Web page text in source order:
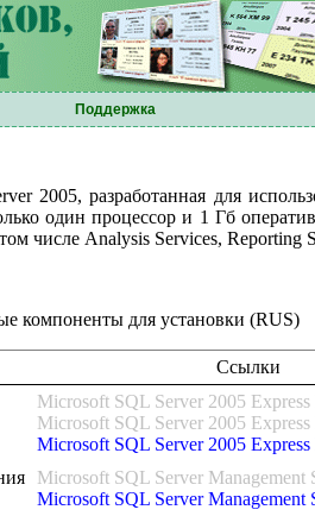
Поддержка
2005, разработанная для
один процессор и 1 Гб
числе Analysis Services, Reporting
компоненты для установки (RUS)
Ссылки
Microsoft SQL Server 2005
Microsoft SQL Server 2005 Express
Microsoft SQL Server 2005
Microsoft SQL Server Management
Microsoft SQL Server Management